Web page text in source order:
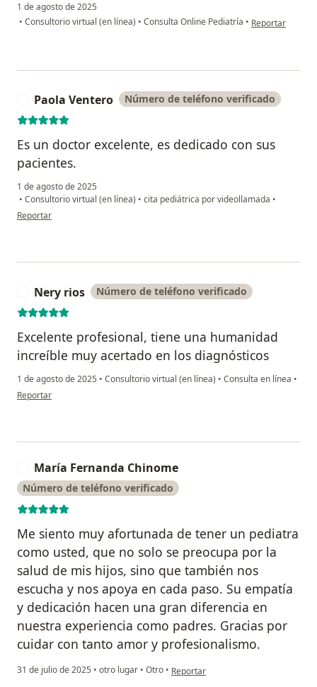
1 de agosto de 2025
• Consultorio virtual (en línea) • Consulta Online Pediatría • en opinión del
Reportar
Paola Ventero Número de teléfono verificado
Es un doctor excelente, es dedicado con sus
pacientes.
1 de agosto de 2025
• Consultorio virtual (en línea) • cita pediátrica por videollamada •
en opinión del usuario Paola Ventero
Reportar
Nery rios Número de teléfono verificado
Excelente profesional, tiene una humanidad
increíble muy acertado en los diagnósticos
1 de agosto de 2025 • Consultorio virtual (en línea) • Consulta en línea •
en opinión del usuario Nery rios
Reportar
María Fernanda Chinome
Número de teléfono verificado
Me siento muy afortunada de tener un pediatra
como usted, que no solo se preocupa por la
salud de mis hijos, sino que también nos
escucha y nos apoya en cada paso. Su empatía
y dedicación hacen una gran diferencia en
nuestra experiencia como padres. Gracias por
cuidar con tanto amor y profesionalismo.
31 de julio de 2025 • otro lugar • Otro • en opinión del usuario María
Reportar